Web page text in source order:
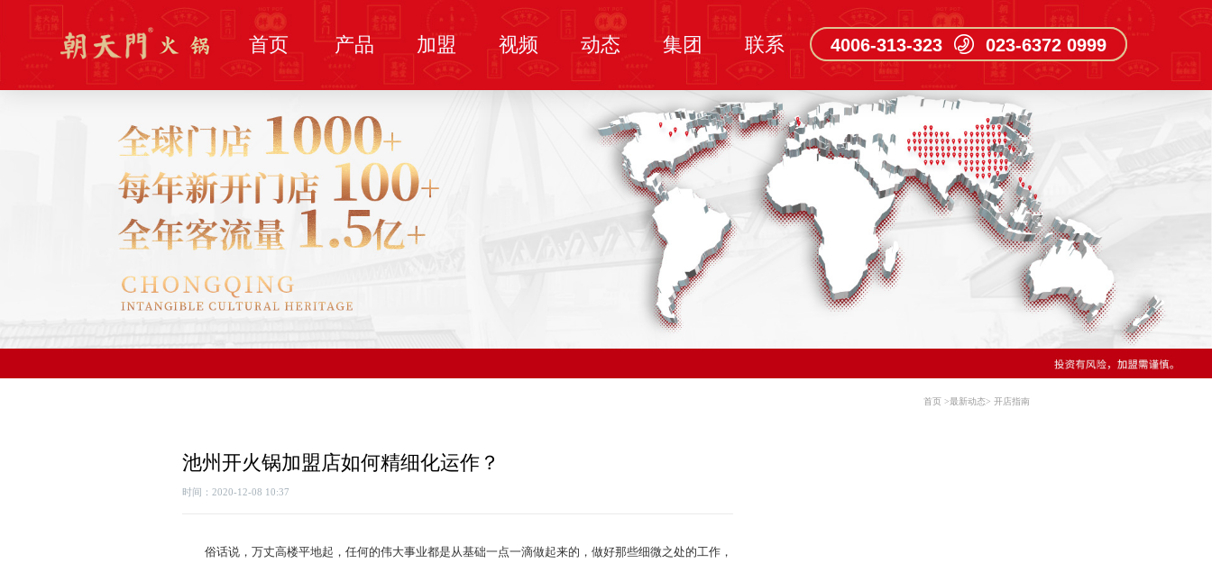
首页 产品 加盟 视频 动态 集团 联系 4006-313-323 023-6372 0999
首页>最新动态>开店指南
池州开火锅加盟店如何精细化运作？
时间：2020-12-08 10:37
俗话说，万丈高楼平地起，任何的伟大事业都是从基础一点一滴做起来的，做好那些细微之处的工作，